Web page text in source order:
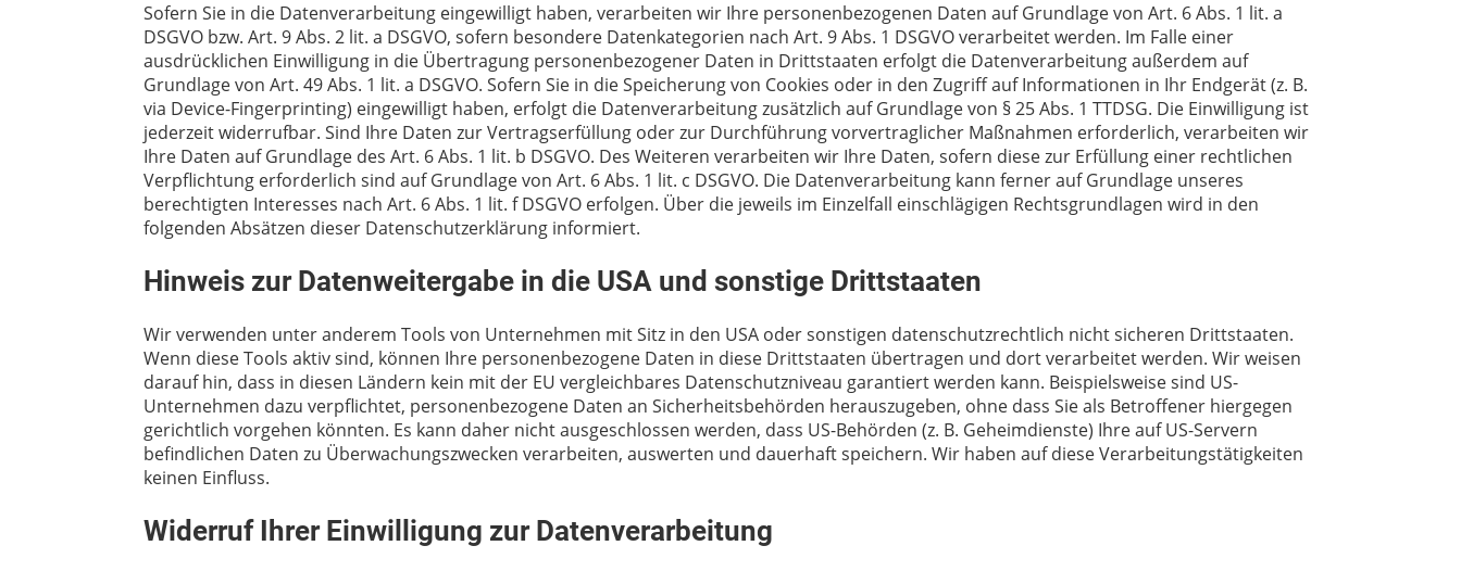
Sofern Sie in die Datenverarbeitung eingewilligt haben, verarbeiten wir Ihre personenbezogenen Daten auf Grundlage von Art. 6 Abs. 1 lit. a
DSGVO bzw. Art. 9 Abs. 2 lit. a DSGVO, sofern besondere Datenkategorien nach Art. 9 Abs. 1 DSGVO verarbeitet werden. Im Falle einer
ausdrücklichen Einwilligung in die Übertragung personenbezogener Daten in Drittstaaten erfolgt die Datenverarbeitung außerdem auf
Grundlage von Art. 49 Abs. 1 lit. a DSGVO. Sofern Sie in die Speicherung von Cookies oder in den Zugriff auf Informationen in Ihr Endgerät (z. B.
via Device-Fingerprinting) eingewilligt haben, erfolgt die Datenverarbeitung zusätzlich auf Grundlage von § 25 Abs. 1 TTDSG. Die Einwilligung ist
jederzeit widerrufbar. Sind Ihre Daten zur Vertragserfüllung oder zur Durchführung vorvertraglicher Maßnahmen erforderlich, verarbeiten wir
Ihre Daten auf Grundlage des Art. 6 Abs. 1 lit. b DSGVO. Des Weiteren verarbeiten wir Ihre Daten, sofern diese zur Erfüllung einer rechtlichen
Verpflichtung erforderlich sind auf Grundlage von Art. 6 Abs. 1 lit. c DSGVO. Die Datenverarbeitung kann ferner auf Grundlage unseres
berechtigten Interesses nach Art. 6 Abs. 1 lit. f DSGVO erfolgen. Über die jeweils im Einzelfall einschlägigen Rechtsgrundlagen wird in den
folgenden Absätzen dieser Datenschutzerklärung informiert.
Hinweis zur Datenweitergabe in die USA und sonstige Drittstaaten
Wir verwenden unter anderem Tools von Unternehmen mit Sitz in den USA oder sonstigen datenschutzrechtlich nicht sicheren Drittstaaten.
Wenn diese Tools aktiv sind, können Ihre personenbezogene Daten in diese Drittstaaten übertragen und dort verarbeitet werden. Wir weisen
darauf hin, dass in diesen Ländern kein mit der EU vergleichbares Datenschutzniveau garantiert werden kann. Beispielsweise sind US-
Unternehmen dazu verpflichtet, personenbezogene Daten an Sicherheitsbehörden herauszugeben, ohne dass Sie als Betroffener hiergegen
gerichtlich vorgehen könnten. Es kann daher nicht ausgeschlossen werden, dass US-Behörden (z. B. Geheimdienste) Ihre auf US-Servern
befindlichen Daten zu Überwachungszwecken verarbeiten, auswerten und dauerhaft speichern. Wir haben auf diese Verarbeitungstätigkeiten
keinen Einfluss.
Widerruf Ihrer Einwilligung zur Datenverarbeitung